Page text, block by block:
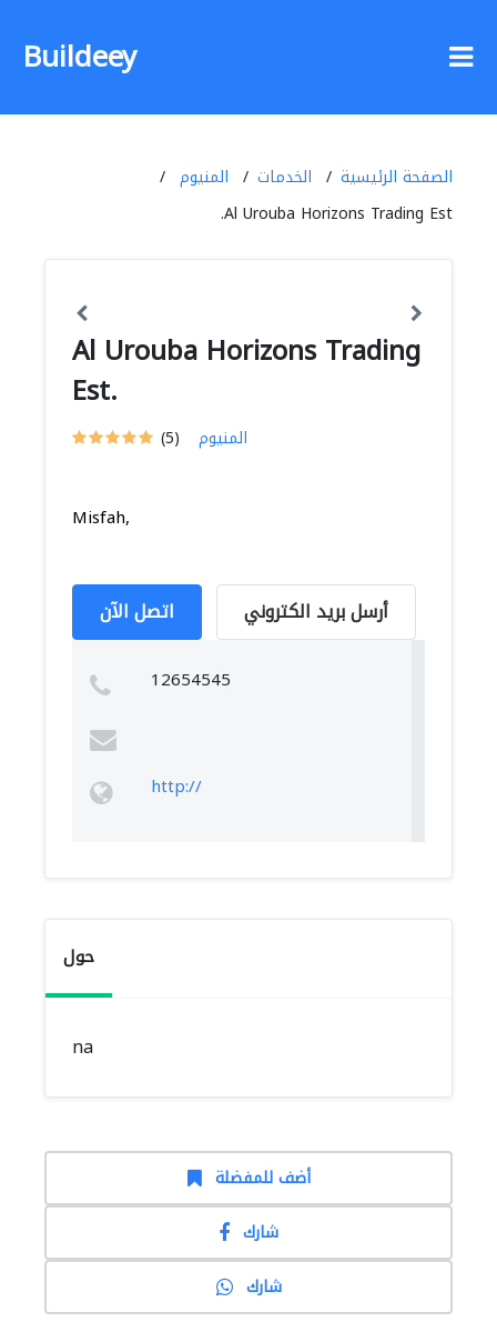
Buildeey
الصفحة الرئيسية الخدمات
المنيوم
Al Urouba Horizons Trading Est.
Al Urouba Horizons Trading
Est.
(5) المنيوم
Misfah,
اتصل الآن أرسل بريد الكتروني
12654545
http://
حول
na
أضف للمفضلة
شارك
شارك